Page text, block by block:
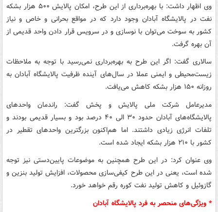
وی اظهار داشت: با بهره‌برداری از این طرح، امکان پالایش ۵۰۰ هزار بشکه
نفت در پالایشگاه آبادان وجود دارد که در مواقع بحرانی و خاص و نیاز
کشور به سوخت می‌توان با نوسازی و در سرویس قرار دادن واحد قدیمی از
آن بهره‌ گرفت.
سالاری گفت: اگر این طرح به بهره‌برداری نمی‌رسید با توجه به ملاحظات
زیست‌محیطی و ایمنی عملا در سال‌های آینده ظرفیت پالایشگاه آبادان به
روزانه ۱۵۰ هزار بشکه کاهش می‌یافت.
مدیرعامل شرکت ملی پالایش و پخش گفت: راندمان واحدهای
پالایشگاه‌های آبادان حدود ۳۰ الی ۴۰ درصد بود و بسیار قدیمی بودند و
تلفات انرژی زیادی داشتند. اما هم‌اکنون بزرگترین واحدهای تقطیر در
کشور با ۲۱۰ هزار بشکه ایجاد شده است.
وی عنوان کرد: در این طرح همچنین به موضوعات پایین‌دستی نیز توجه
شده است، یعنی در این طرح کیفی‌سازی محصولات، افزایش تولید بنزین و
گازوئیل و کاهش تولید نفت کوره رقم خواهد خورد.
* ویژگی‌های منحصر به فرد پالایشگاه آبادان